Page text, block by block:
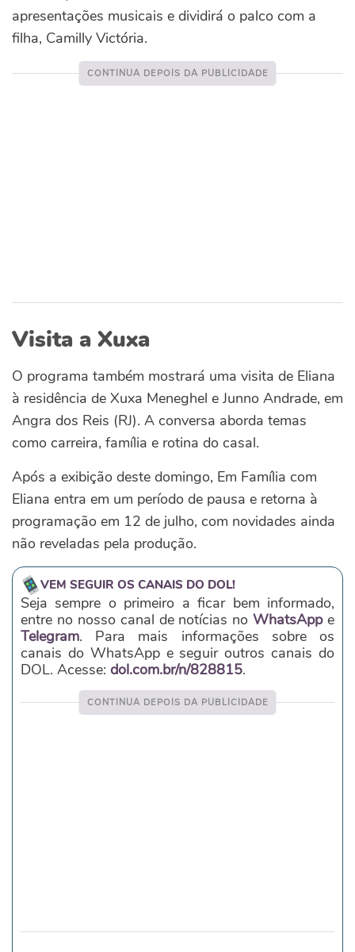
apresentações musicais e dividirá o palco com a
filha, Camilly Victória.
Visita a Xuxa
O programa também mostrará uma visita de Eliana
à residência de Xuxa Meneghel e Junno Andrade, em
Angra dos Reis (RJ). A conversa aborda temas
como carreira, família e rotina do casal.
Após a exibição deste domingo, Em Família com
Eliana entra em um período de pausa e retorna à
programação em 12 de julho, com novidades ainda
não reveladas pela produção.
VEM SEGUIR OS CANAIS DO DOL!
Seja sempre o primeiro a ficar bem informado,
entre no nosso canal de notícias noWhatsAppe
Telegram. Para mais informações sobre os
canais do WhatsApp e seguir outros canais do
DOL. Acesse: dol.com.br/n/828815.